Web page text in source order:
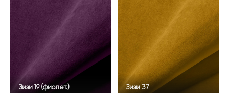
Зизи 19 (фиолет.) Зизи 37